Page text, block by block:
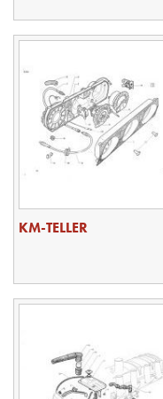
KM-TELLER